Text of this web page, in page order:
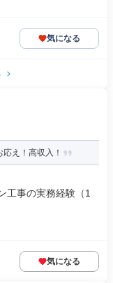
気になる
え！高収入！
工事の実務経験（1
気になる